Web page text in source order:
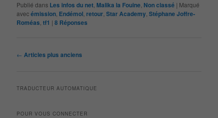
Publié dans Les infos du net Malika la Fouine Non classé | Marqué
avecémission Endémol retour ,Star Academy ,Stéphane Joffre-
Roméas ,tf1 |8 Réponses
Navigation
← Articles plus anciens
TRADUCTEUR AUTOMATIQUE
POUR VOUS CONNECTER